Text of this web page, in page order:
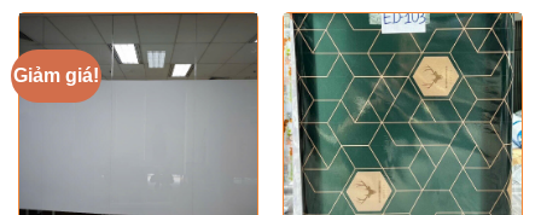
Giảm giá!